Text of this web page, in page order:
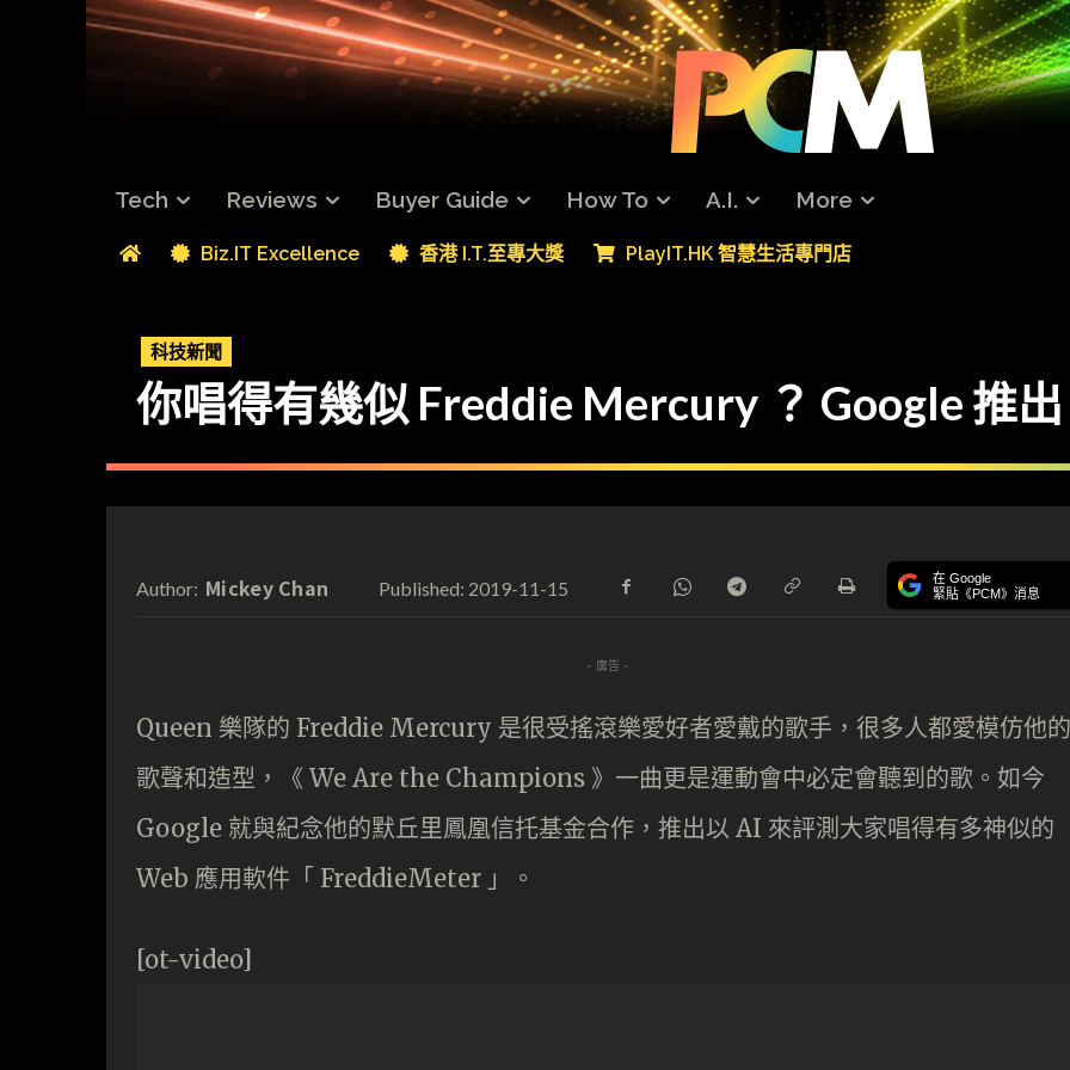
Tech Reviews Buyer Guide How To A.I. More
Biz.IT Excellence 香港 I.T.至專大獎 PlayIT.HK 智慧生活專門店
科技新聞
你唱得有幾似 Freddie Mercury ？ Google 推
Author: Mickey Chan Published: 2019-11-15 在 Google
緊貼《PCM》消息
- 廣告 -
Queen 樂隊的 Freddie Mercury 是很受搖滾樂愛好者愛戴的歌手，很多人都愛模仿他的
歌聲和造型，《 We Are the Champions 》一曲更是運動會中必定會聽到的歌。如今
Google 就與紀念他的默丘里鳳凰信托基金合作，推出以 AI 來評測大家唱得有多神似的
Web 應用軟件「 FreddieMeter 」。
[ot-video]